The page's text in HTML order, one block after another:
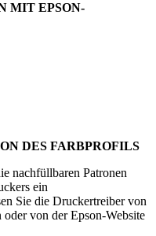
MIT EPSON-
DES FARBPROFILS
nachfüllbaren Patronen
ein
Sie die Druckertreiber von
von der Epson-Website